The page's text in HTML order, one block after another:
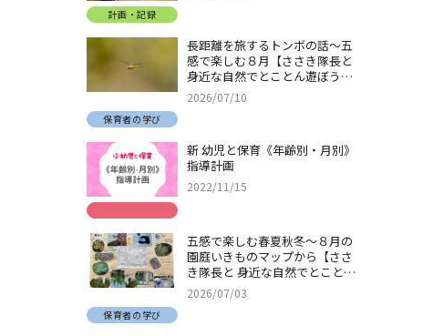
計画・記録
長距離を旅するトンボの話～五
感で楽しむ８月【ささき隊長と
身近な自然でとことん遊ぼう！
＃32】
2026/07/10
保育者の学び
新 幼児と保育《年齢別・月別》
指導計画
2022/11/15
五感で楽しむ春夏秋冬～８月の
園庭いきものマップから【ささ
き隊長と 身近な自然でとことん
遊ぼう！＃31】
2026/07/03
保育者の学び